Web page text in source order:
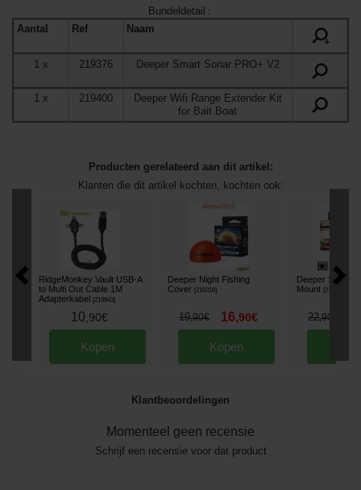
Bundeldetail :
Aantal
Ref
Naam
+
1 x 219376 Deeper Smart Sonar PRO+ V2
1 x 219400
Deeper Wifi Range Extender Kit
for Bait Boat
Producten gerelateerd aan dit artikel:
Klanten die dit artikel kochten, kochten ook:
RidgeMonkey Vault USB-A
to Multi Out Cable 1M
Adapterkabel [219943]
10 90€
Kopen
Deeper Night Fishing
Cover [219318]
19,90€ 16,90€
Kopen
Deeper
Mount [219953
22,90
Klantbeoordelingen
Momenteel geen recensie
Schrijf een recensie voor dat product